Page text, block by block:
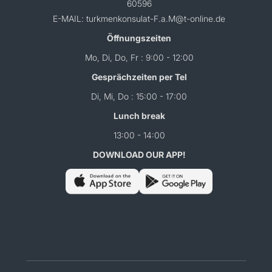
60596
E-MAIL: turkmenkonsulat-F.a.M@t-online.de
Öffnungszeiten
Mo, Di, Do, Fr : 9:00 - 12:00
Gesprächzeiten per Tel
Di, Mi, Do : 15:00 - 17:00
Lunch break
13:00 - 14:00
DOWNLOAD OUR APP!